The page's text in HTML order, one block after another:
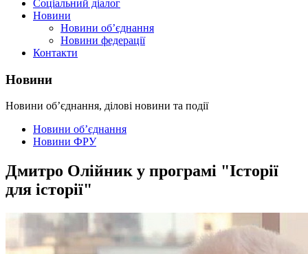
Соціальний діалог
Новини
Новини об’єднання
Новини федерації
Контакти
Новини
Новини об’єднання, ділові новини та події
Новини об’єднання
Новини ФРУ
Дмитро Олійник у програмі "Історії
для історії"